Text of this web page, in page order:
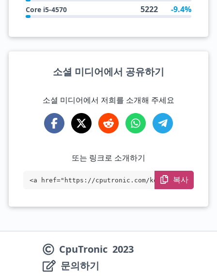
Core i5-4570 5222 -9.4%
소셜 미디어에서 공유하기
소셜 미디어에서 저희를 소개해 주세요
또는 링크로 소개하기
<a href="https://cputronic.com/ko/cpu/am
복사
CpuTronic 2023
문의하기